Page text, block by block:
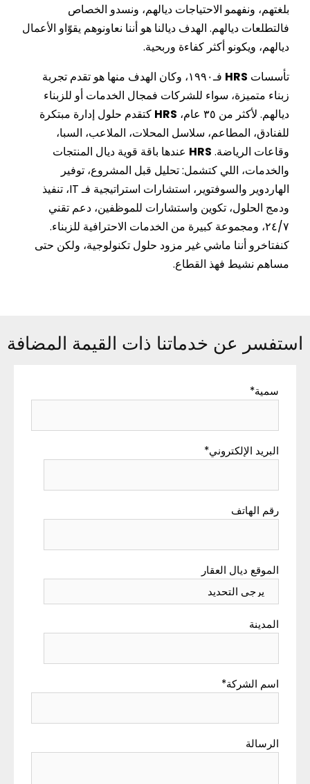
بلغتهم، ونفهمو الاحتياجات ديالهم، ونسدو الخصاص
فالتطلعات ديالهم. الهدف ديالنا هو أننا نعاونوهم يقوّاو الأعمال
ديالهم، ويكونو أكثر كفاءة وربحية.
تأسسات HRS
فـ١٩٩٠، وكان الهدف منها هو تقدم تجربة
زبناء متميزة، سواء للشركات فمجال الخدمات أو للزبناء
ديالهم. لأكثر من ٣٥ عام،
HRS كتقدم حلول إدارة مبتكرة
للفنادق، المطاعم، سلاسل المحلات، الملاعب، السبا،
وقاعات الرياضة. HRS عندها باقة قوية ديال المنتجات
والخدمات، اللي كتشمل: تحليل قبل المشروع، توفير
الهاردوير والسوفتوير، استشارات استراتيجية فـ IT، تنفيذ
ودمج الحلول، تكوين واستشارات للموظفين، دعم تقني
٢٤/٧، ومجموعة كبيرة من الخدمات الاحترافية للزبناء.
كنفتاخرو أننا ماشي غير مزود حلول تكنولوجية، ولكن حتى
مساهم نشيط فهذ القطاع.
استفسر عن خدماتنا ذات القيمة المضافة
سمية*
البريد الإلكتروني*
رقم الهاتف
الموقع ديال العقار
المدينة
اسم الشركة*
الرسالة